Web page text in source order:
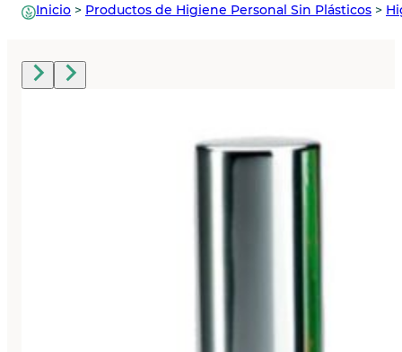
Inicio > Productos de Higiene Personal Sin Plásticos >